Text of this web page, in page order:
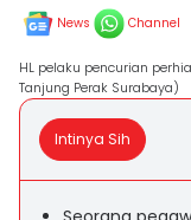
News Channel
HL pelaku pencurian
Tanjung Perak Surabaya)
Intinya Sih